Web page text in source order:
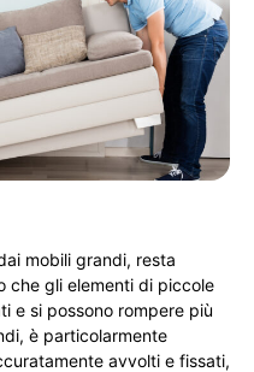
mobili grandi, resta
che gli elementi di piccole
e si possono rompere più
è particolarmente
avvolti e fissati,